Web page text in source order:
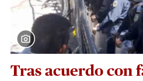
Tras acuerdo con